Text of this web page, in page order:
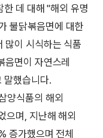
데 대해 "해외 유명
불닭볶음면에 대한
많이 시식하는 식품
음면이 자연스레
말했습니다.
양식품의 해외
으며, 지난해 해외
증가했으며 전체